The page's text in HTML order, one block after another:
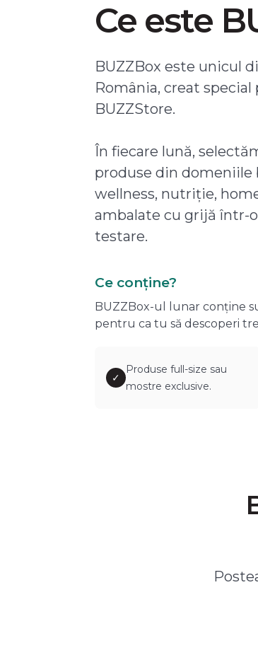
Ce este
BUZZBox este unicul
România, creat
BUZZStore.
În fiecare lună,
produse din domeniile
wellness, nutriție,
ambalate cu grijă într-
testare.
Ce conține?
BUZZBox-ul lunar conține
pentru ca tu să descoperi
✓
Produse full-size sau
mostre exclusive.